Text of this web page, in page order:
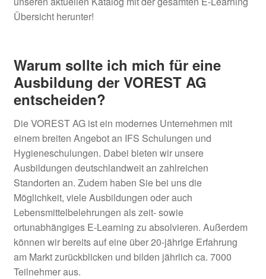
Übersicht herunter!
Warum sollte ich mich für eine
Ausbildung der VOREST AG
entscheiden?
Die VOREST AG ist ein modernes Unternehmen mit
einem breiten Angebot an IFS Schulungen und
Hygieneschulungen. Dabei bieten wir unsere
Ausbildungen deutschlandweit an zahlreichen
Standorten an. Zudem haben Sie bei uns die
Möglichkeit, viele Ausbildungen oder auch
Lebensmittelbelehrungen als zeit- sowie
ortunabhängiges E-Learning zu absolvieren. Außerdem
können wir bereits auf eine über 20-jährige Erfahrung
am Markt zurückblicken und bilden jährlich ca. 7000
Teilnehmer aus.